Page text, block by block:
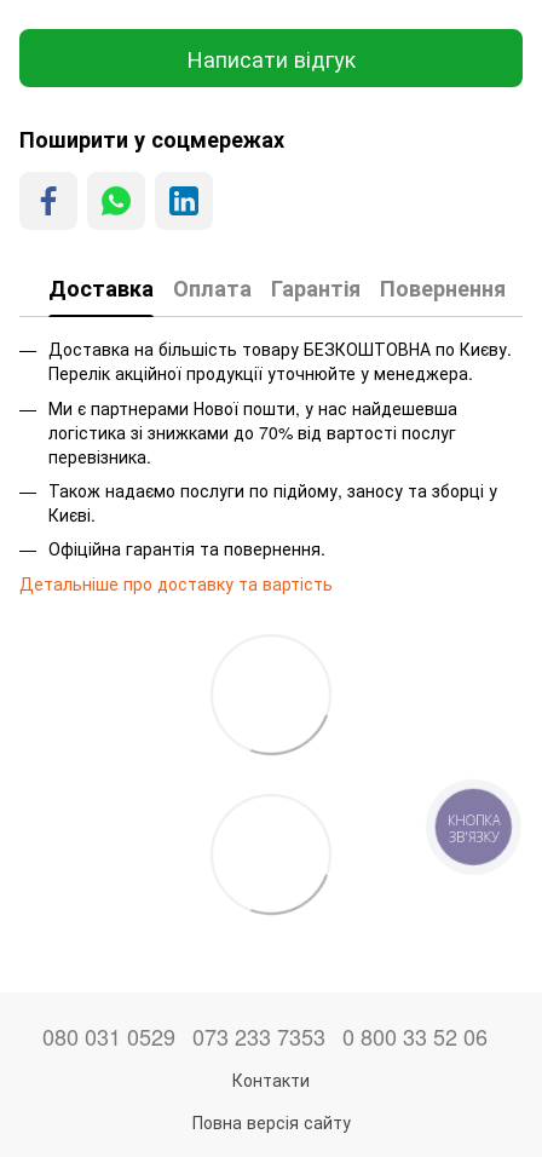
Написати відгук
Поширити у соцмережах
Доставка Оплата Гарантія Повернення
Доставка на більшість товару БЕЗКОШТОВНА по Києву.
Перелік акційної продукції уточнюйте у менеджера.
Ми є партнерами Нової пошти, у нас найдешевша
логістика зі знижками до 70% від вартості послуг
перевізника.
Також надаємо послуги по підйому, заносу та зборці у
Києві.
Офіційна гарантія та повернення.
Детальніше про доставку та вартість
080 031 0529 073 233 7353 0 800 33 52 06
Контакти
Повна версія сайту
КНОПКА
ЗВ'ЯЗКУ